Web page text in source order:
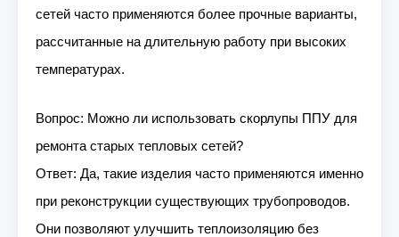
сетей часто применяются более прочные варианты,
рассчитанные на длительную работу при высоких
температурах.
Вопрос: Можно ли использовать скорлупы ППУ для
ремонта старых тепловых сетей?
Ответ: Да, такие изделия часто применяются именно
при реконструкции существующих трубопроводов.
Они позволяют улучшить теплоизоляцию без